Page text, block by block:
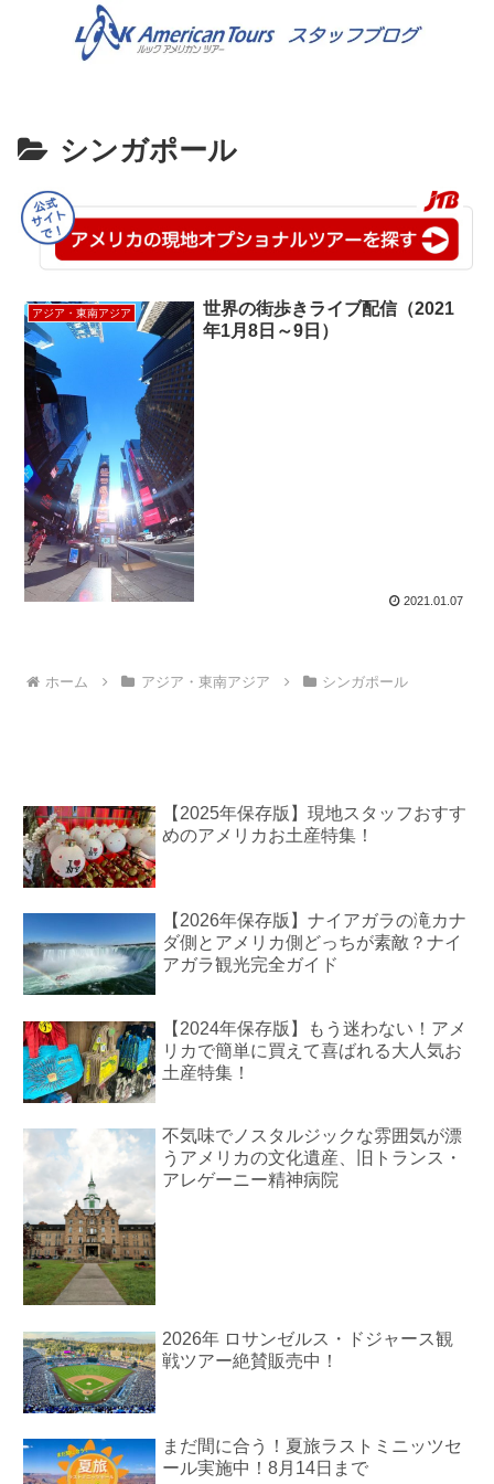
シンガポール
アジア・東南アジア
世界の街歩きライブ配信（2021
年1月8日～9日）
2021.01.07
ホーム アジア・東南アジア シンガポール
【2025年保存版】現地スタッフおすす
めのアメリカお土産特集！
【2026年保存版】ナイアガラの滝カナ
ダ側とアメリカ側どっちが素敵？ナイ
アガラ観光完全ガイド
【2024年保存版】もう迷わない！アメ
リカで簡単に買えて喜ばれる大人気お
土産特集！
不気味でノスタルジックな雰囲気が漂
うアメリカの文化遺産、旧トランス・
アレゲーニー精神病院
2026年 ロサンゼルス・ドジャース観
戦ツアー絶賛販売中！
まだ間に合う！夏旅ラストミニッツセ
ール実施中！8月14日まで